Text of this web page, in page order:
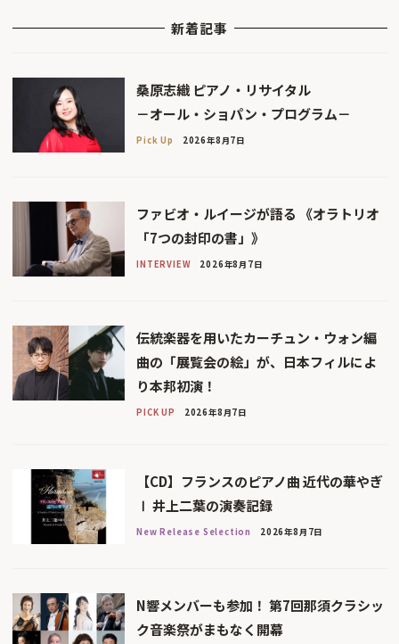
新着記事
桑原志織 ピアノ・リサイタル
－オール・ショパン・プログラム－
Pick Up 2026年8月7日
ファビオ・ルイージが語る 《オラトリオ
「7つの封印の書」》
INTERVIEW 2026年8月7日
伝統楽器を用いたカーチュン・ウォン編
曲の「展覧会の絵」が、日本フィルによ
り本邦初演！
PICK UP 2026年8月7日
【CD】フランスのピアノ曲 近代の華やぎ
Ⅰ 井上二葉の演奏記録
New Release Selection 2026年8月7日
N響メンバーも参加！ 第7回那須クラシッ
ク音楽祭がまもなく開幕